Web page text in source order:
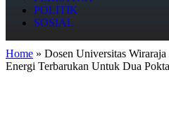
POLITIK
SOSIAL
Home » Dosen Universitas
Energi Terbarukan Untuk Dua